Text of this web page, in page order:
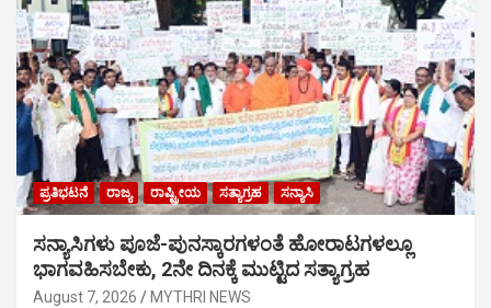
ಪ್ರತಿಭಟನೆ ರಾಜ್ಯ ರಾಷ್ಟ್ರೀಯ ಸತ್ಯಾಗ್ರಹ ಸನ್ಯಾಸಿ
ಸನ್ಯಾಸಿಗಳು ಪೂಜೆ-ಪುನಸ್ಕಾರಗಳಂತೆ ಹೋರಾಟಗಳಲ್ಲೂ
ಭಾಗವಹಿಸಬೇಕು, 2ನೇ ದಿನಕ್ಕೆ ಮುಟ್ಟಿದ ಸತ್ಯಾಗ್ರಹ
August 7, 2026 MYTHRI NEWS